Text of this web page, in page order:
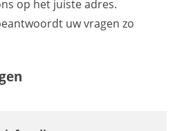
op het juiste adres.
uw vragen zo